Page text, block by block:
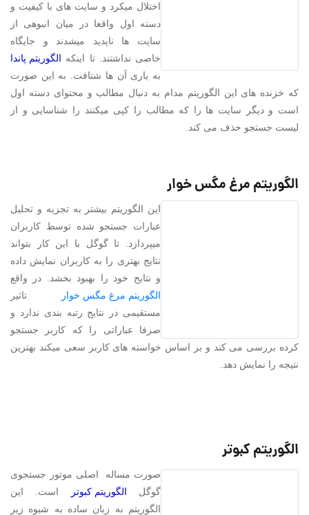
اختلال میکرد و سایت های با کیفیت و
دسته اول واقعا در میان انبوهی از
سایت ها ناپدید میشدند و جایگاه
خاصی نداشتند. تا اینکه الگوریتم پاندا
به یاری آن ها شتافت. به این صورت
که خزنده های این الگوریتم مدام به دنبال مطالب و محتوای دسته اول
است و دیگر سایت ها را که مطالب را کپی میکنند را شناسایی و از
لیست جستجو حذف می کند.
الگوریتم مرغ مگس خوار
این الگوریتم بیشتر به تجزیه و تحلیل
عبارات جستجو شده توسط کاربران
میپردازد. تا گوگل با این کار بتواند
نتایج بهتری را به کاربران نمایش داده
و نتایج خود را بهبود بخشد. در واقع
الگوریتم مرغ مگس خوار
تاثیر
مستقیمی در نتایج رتبه بندی ندارد و
صرفا عباراتی را که کاربر جستجو
کرده بررسی می کند و بر اساس خواسته های کاربر سعی میکند بهترین
نتیجه را نمایش دهد.
الگوریتم کبوتر
صورت مساله اصلی موتور جستجوی
گوگل الگوریتم کبوتر
است. این
الگوریتم به زبان ساده به شیوه زیر